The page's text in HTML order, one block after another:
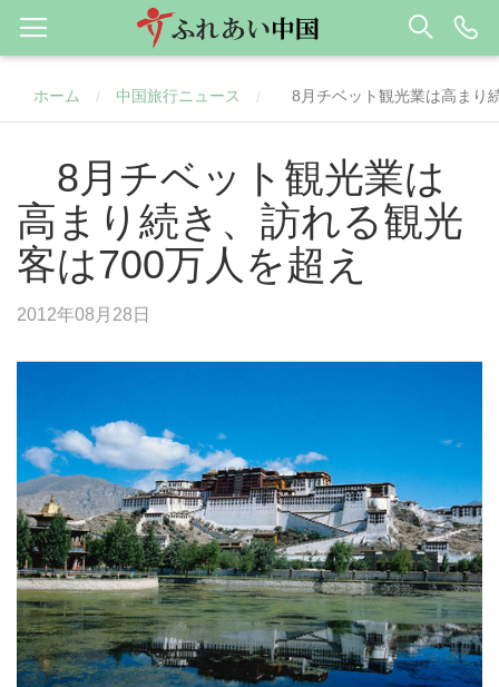
ホーム / 中国旅行ニュース / 8月チベット観光業は高まり
8月チベット観光業は
高まり続き、訪れる観光
客は700万人を超え
2012年08月28日